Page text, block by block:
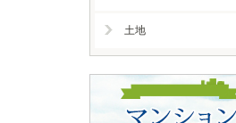
土地